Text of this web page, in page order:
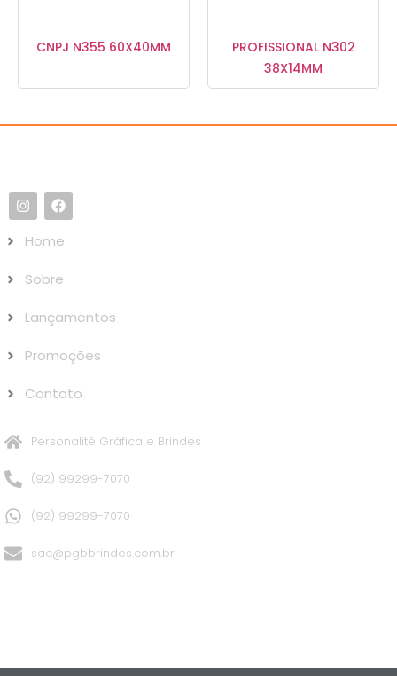
CNPJ N355 60X40MM
PROFISSIONAL N302
38X14MM
Home
Sobre
Lançamentos
Promoções
Contato
Personalitê Gráfica e Brindes
(92) 99299-7070
(92) 99299-7070
sac@pgbbrindes.com.br